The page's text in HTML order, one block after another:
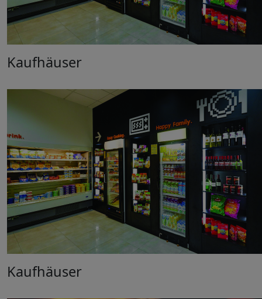
Kaufhäuser
Kaufhäuser